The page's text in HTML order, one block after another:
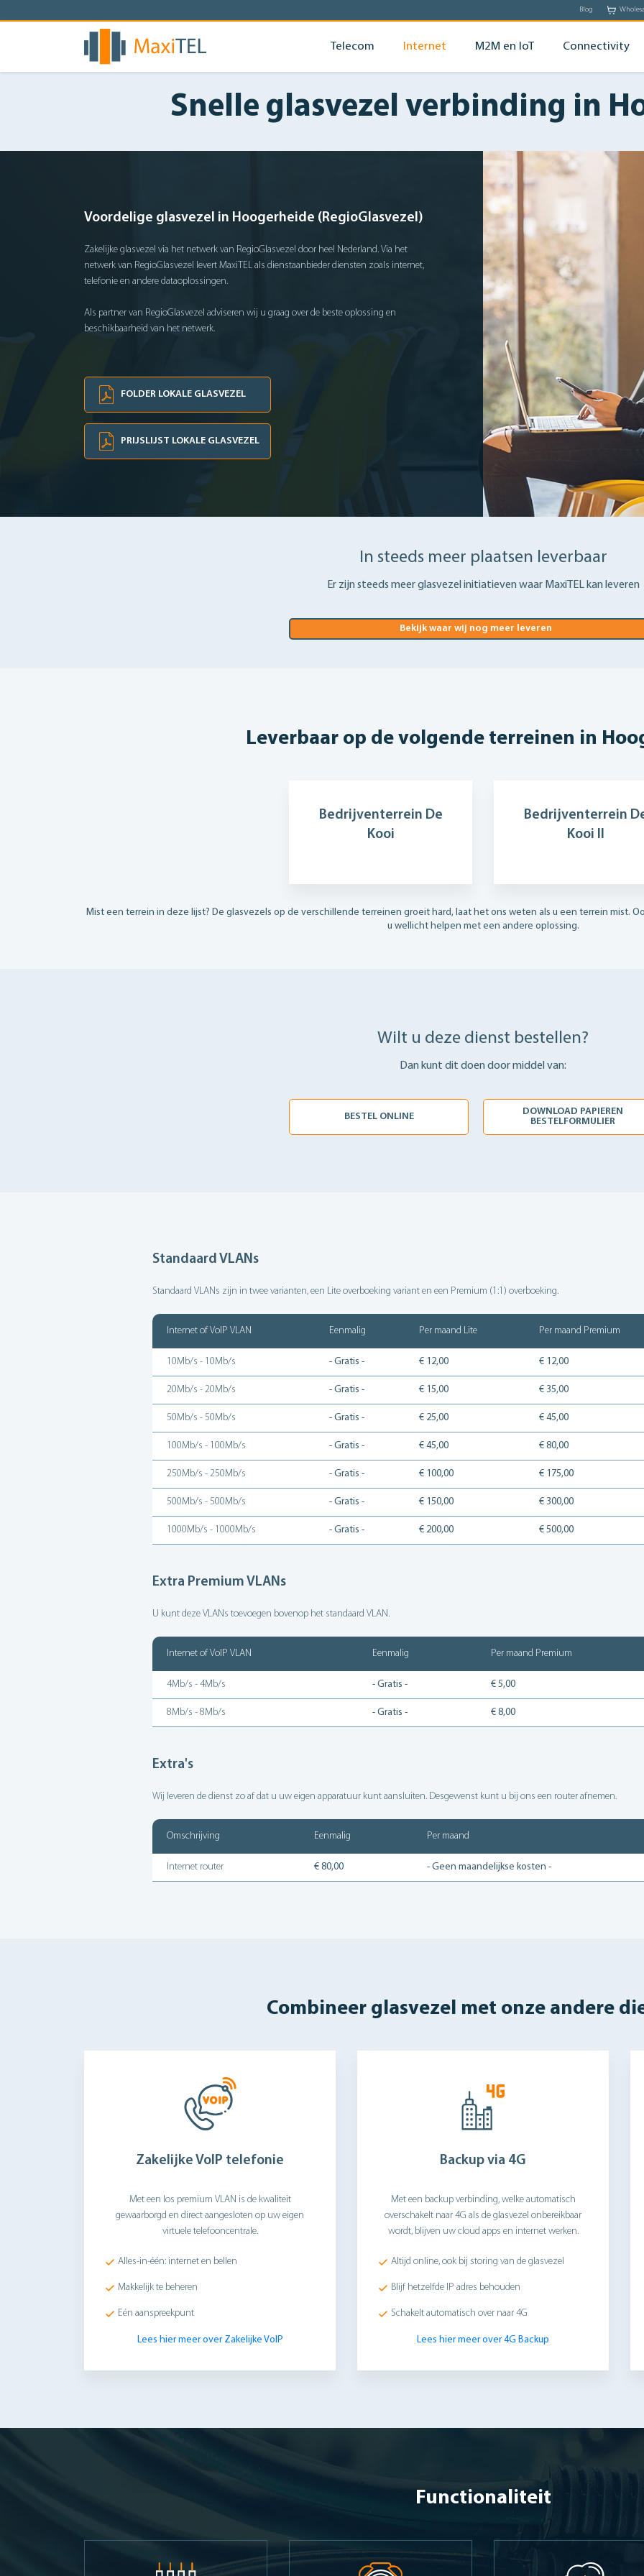
Blog
Telecom Internet M2M en IoT Connectivity
Snelle glasvezel verbinding in
Voordelige glasvezel in Hoogerheide (RegioGlasvezel)
Zakelijke glasvezel via het netwerk van RegioGlasvezel door heel Nederland. Via het
netwerk van RegioGlasvezel levert MaxiTEL als dienstaanbieder diensten zoals internet,
telefonie en andere dataoplossingen.
Als partner van RegioGlasvezel adviseren wij u graag over de beste oplossing en
beschikbaarheid van het netwerk.
FOLDER LOKALE GLASVEZEL
PRIJSLIJST LOKALE GLASVEZEL
In steeds meer plaatsen leverbaar
Er zijn steeds meer glasvezel initiatieven waar MaxiTEL kan leveren
Bekijk waar wij nog meer leveren
Leverbaar op de volgende terreinen in
Bedrijventerrein De
Kooi
Bedrijventerrein
Kooi II
Mist een terrein in deze lijst? De glasvezels op de verschillende terreinen groeit hard, laat het ons weten als u een terrein mist.
u wellicht helpen met een andere oplossing.
Wilt u deze dienst bestellen?
Dan kunt dit doen door middel van:
BESTEL ONLINE
DOWNLOAD PAPIEREN
BESTELFORMULIER
Standaard VLANs
Standaard VLANs zijn in twee varianten, een Lite overboeking variant en een Premium (1:1) overboeking.
Internet of VoIP VLAN Eenmalig Per maand Lite Per maand Premium
10Mb/s - 10Mb/s - Gratis - € 12,00 € 12,00
20Mb/s - 20Mb/s - Gratis - € 15,00 € 35,00
50Mb/s - 50Mb/s - Gratis - € 25,00 € 45,00
100Mb/s - 100Mb/s - Gratis - € 45,00 € 80,00
250Mb/s - 250Mb/s - Gratis - € 100,00 € 175,00
500Mb/s - 500Mb/s - Gratis - € 150,00 € 300,00
1000Mb/s - 1000Mb/s - Gratis - € 200,00 € 500,00
Extra Premium VLANs
U kunt deze VLANs toevoegen bovenop het standaard VLAN.
Internet of VoIP VLAN Eenmalig Per maand Premium
4Mb/s - 4Mb/s - Gratis - € 5,00
8Mb/s - 8Mb/s - Gratis - € 8,00
Extra's
Wij leveren de dienst zo af dat u uw eigen apparatuur kunt aansluiten. Desgewenst kunt u bij ons een router afnemen.
Omschrijving Eenmalig Per maand
Internet router € 80,00 - Geen maandelijkse kosten -
Combineer glasvezel met onze andere
Zakelijke VoIP telefonie
Met een los premium VLAN is de kwaliteit
gewaarborgd en direct aangesloten op uw eigen
virtuele telefooncentrale.
Alles-in-één: internet en bellen
Makkelijk te beheren
Eén aanspreekpunt
Lees hier meer over Zakelijke VoIP
Backup via 4G
Met een backup verbinding, welke automatisch
overschakelt naar 4G als de glasvezel onbereikbaar
wordt, blijven uw cloud apps en internet werken.
Altijd online, ook bij storing van de glasvezel
Blijf hetzelfde IP adres behouden
Schakelt automatisch over naar 4G
Lees hier meer over 4G Backup
Functionaliteit